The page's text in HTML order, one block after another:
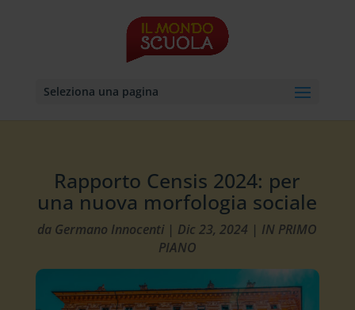
Seleziona una pagina
Rapporto Censis 2024: per
una nuova morfologia sociale
da Germano Innocenti | Dic 23, 2024 | IN PRIMO
PIANO